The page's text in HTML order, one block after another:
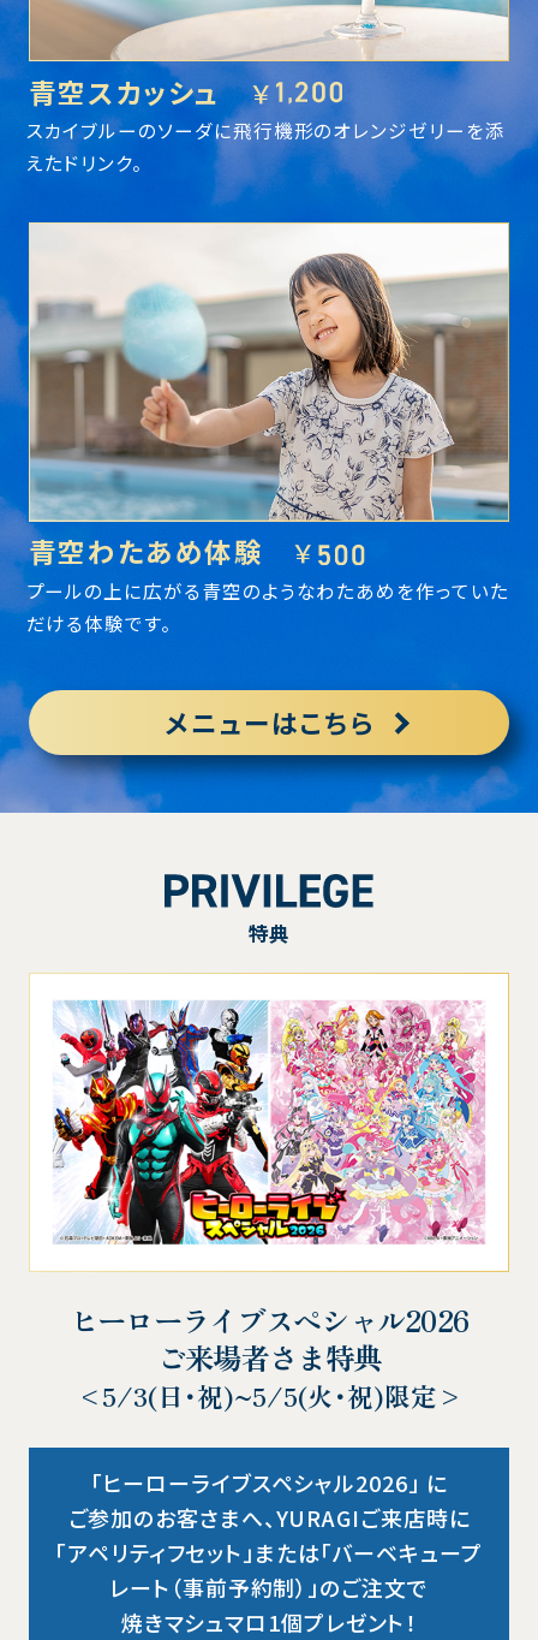
青空スカッシュ￥
スカイブルーのソーダに飛行機形のオレンジゼリーを添
えたドリンク。
青空わたあめ体験 ￥
プールの上に広がる青空のようなわたあめを作っていた
だける体験です。
メニューはこちら
特典
ヒーローライブスペシャル2026
ご来場者さま特典
<5/3(日･祝)~5/5(火･祝)限定>
「ヒーローライブスペシャル2026」 に
ご参加のお客さまへ、YURAGIご来店時に
「アペリティフセット」または「バーベキュープ
レート（事前予約制）」のご注文で
焼きマシュマロ1個プレゼント！